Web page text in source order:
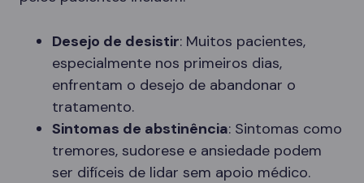
Desejo de desistir: Muitos pacientes,
especialmente nos primeiros dias,
enfrentam o desejo de abandonar o
tratamento.
Sintomas de abstinência: Sintomas como
tremores, sudorese e ansiedade podem
ser difíceis de lidar sem apoio médico.